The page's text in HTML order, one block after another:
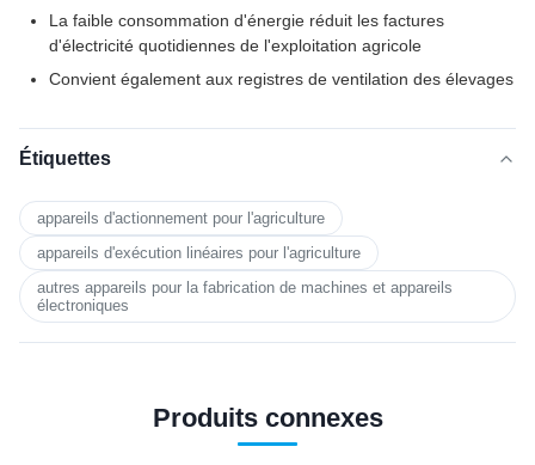
La faible consommation d'énergie réduit les factures
d'électricité quotidiennes de l'exploitation agricole
Convient également aux registres de ventilation des élevages
Étiquettes
appareils d'actionnement pour l'agriculture
appareils d'exécution linéaires pour l'agriculture
autres appareils pour la fabrication de machines et appareils
électroniques
Produits connexes